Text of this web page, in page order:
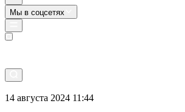
Мы в соцсетях
14 августа 2024 11:44